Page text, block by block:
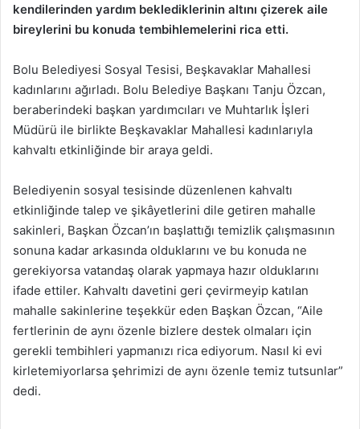
kendilerinden yardım beklediklerinin altını çizerek aile
bireylerini bu konuda tembihlemelerini rica etti.
Bolu Belediyesi Sosyal Tesisi, Beşkavaklar Mahallesi
kadınlarını ağırladı. Bolu Belediye Başkanı Tanju Özcan,
beraberindeki başkan yardımcıları ve Muhtarlık İşleri
Müdürü ile birlikte Beşkavaklar Mahallesi kadınlarıyla
kahvaltı etkinliğinde bir araya geldi.
Belediyenin sosyal tesisinde düzenlenen kahvaltı
etkinliğinde talep ve şikâyetlerini dile getiren mahalle
sakinleri, Başkan Özcan’ın başlattığı temizlik çalışmasının
sonuna kadar arkasında olduklarını ve bu konuda ne
gerekiyorsa vatandaş olarak yapmaya hazır olduklarını
ifade ettiler. Kahvaltı davetini geri çevirmeyip katılan
mahalle sakinlerine teşekkür eden Başkan Özcan, “Aile
fertlerinin de aynı özenle bizlere destek olmaları için
gerekli tembihleri yapmanızı rica ediyorum. Nasıl ki evi
kirletemiyorlarsa şehrimizi de aynı özenle temiz tutsunlar”
dedi.